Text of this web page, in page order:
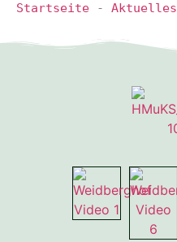
Startseite - Aktuelles